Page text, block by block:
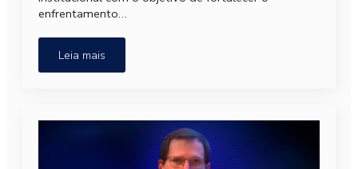
enfrentamento…
Leia mais